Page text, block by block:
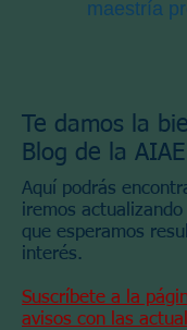
maestría
Te damos la
Blog de la
Aquí podrás
iremos
que esperamos
interés.
Suscríbete a la
avisos con las